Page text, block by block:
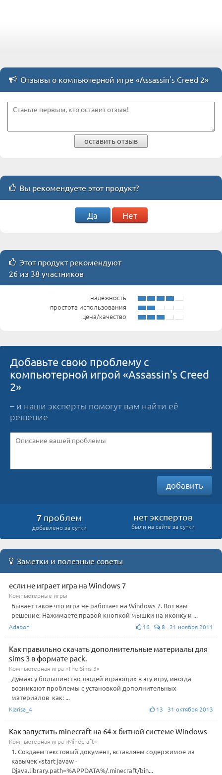
Отзывы о компьютерной игре «Assassin's Creed 2»
оставить отзыв
Вы рекомендуете этот продукт?
Да Нет
Этот продукт рекомендуют
26 из 38 участников
надежность
простота использования
цена/качество
Добавьте свою проблему с
компьютерной игрой «Assassin's Creed
2»
– и наши эксперты помогут вам найти её
решение
добавить
7 проблем
добавлено за сутки
нет экспертов
были на сайте за сутки
Заметки и полезные советы
если не играет игра на Windows 7
Компьютерные игры
Бывает такое что игра не работает на Windows 7. Вот вам
решение: Нажимаете правой кнопкой мышки на иконку и ...
Adabon 16 8 21 ноября 2011
Как правильно скачать дополнительные материалы для
sims 3 в формате pack.
Компьютерная игра «The Sims 3»
Думаю у большинство людей играющих в эту игру, иногда
возникают проблемы с установкой дополнительных
материалов как: ...
Klarisa_4 13 31 октября 2013
Как запустить minecraft на 64-х битной системе Windows
Компьютерная игра «Minecraft»
1. Создаем текстовый документ, вставляем содержимое из
кавычек «start javaw -
Djava.library.path=%APPDATA%/.minecraft/bin...